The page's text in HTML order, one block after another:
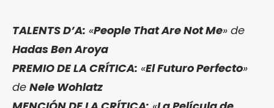
TALENTS D’A: «People That Are Not Me» de
Hadas Ben Aroya
PREMIO DE LA CRÍTICA: «El Futuro Perfecto»
de Nele Wohlatz